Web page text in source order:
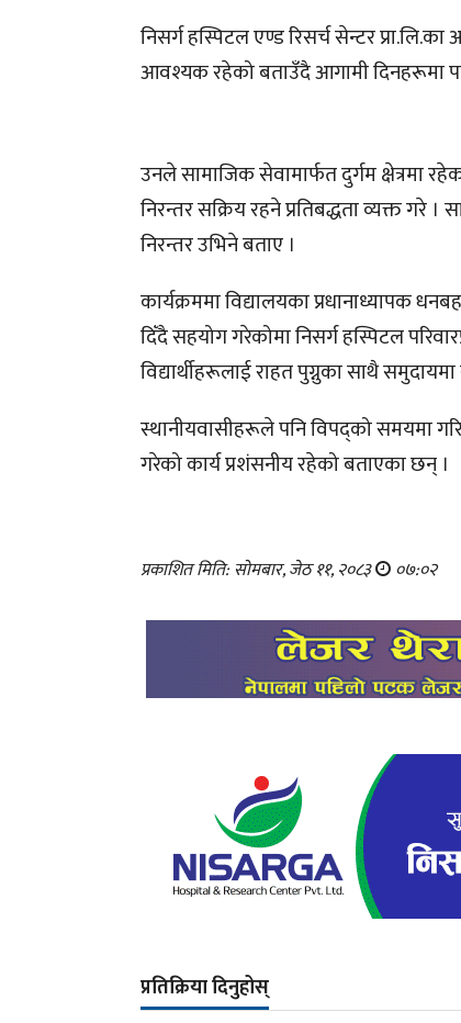
निसर्ग हस्पिटल एण्ड रिसर्च सेन्टर
आवश्यक रहेको बताउँदै आगामी दिनहरूमा
उनले सामाजिक सेवामार्फत दुर्गम क्षेत्रमा
निरन्तर सक्रिय रहने प्रतिबद्धता व्यक्त गरे
निरन्तर उभिने बताए ।
कार्यक्रममा विद्यालयका प्रधानाध्यापक
दिँदै सहयोग गरेकोमा निसर्ग हस्पिटल
विद्यार्थीहरूलाई राहत पुग्नुका साथै
स्थानीयवासीहरूले पनि विपद्को समयमा
गरेको कार्य प्रशंसनीय रहेको बताएका छन् ।
प्रकाशित मिति: सोमबार, जेठ ११, २०८३ ०७:०२
प्रतिक्रिया दिनुहोस्